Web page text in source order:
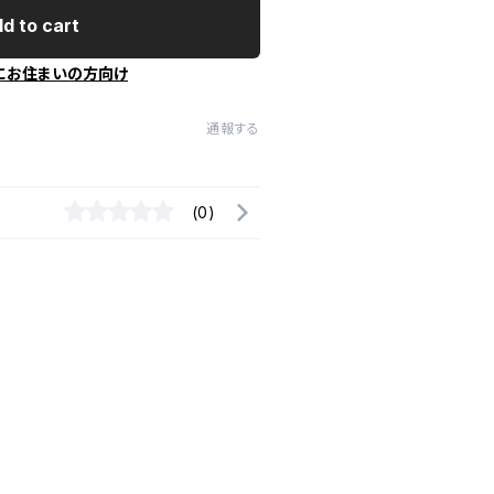
to cart
お住まいの方向け
通報する
(0)